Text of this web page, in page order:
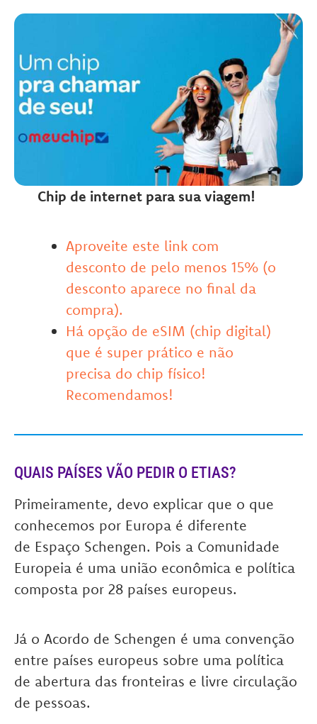
Chip de internet para sua viagem!
Aproveite este link com
desconto de pelo menos 15% (o
desconto aparece no final da
compra).
Há opção de eSIM (chip digital)
que é super prático e não
precisa do chip físico!
Recomendamos!
QUAIS PAÍSES VÃO PEDIR O ETIAS?
Primeiramente, devo explicar que o que
conhecemos por Europa é diferente
de Espaço Schengen. Pois a Comunidade
Europeia é uma união econômica e política
composta por 28 países europeus.
Já o Acordo de Schengen é uma convenção
entre países europeus sobre uma política
de abertura das fronteiras e livre circulação
de pessoas.